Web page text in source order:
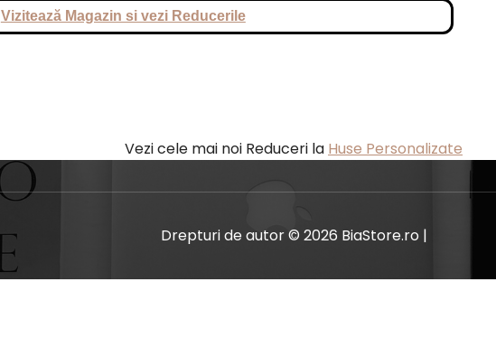
Vizitează Magazin si vezi Reducerile
Vezi cele mai noi Reduceri la Huse Personalizate
Drepturi de autor © 2026 BiaStore.ro |